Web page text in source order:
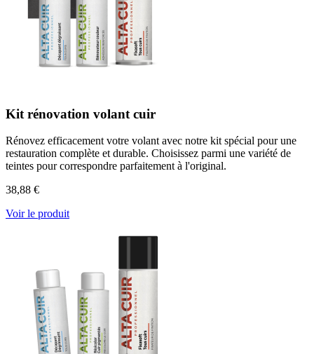
Kit rénovation volant cuir
Rénovez efficacement votre volant avec notre kit spécial pour une
restauration complète et durable. Choisissez parmi une variété de
teintes pour correspondre parfaitement à l'original.
38,88 €
Voir le produit